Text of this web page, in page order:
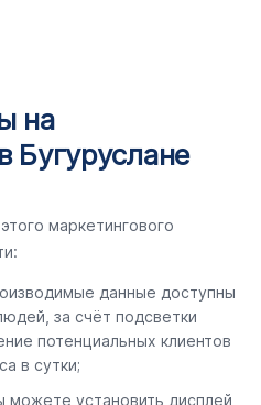
на
Бугуруслане
маркетингового
данные доступны
за счёт подсветки
потенциальных клиентов
в сутки;
можете установить дисплей